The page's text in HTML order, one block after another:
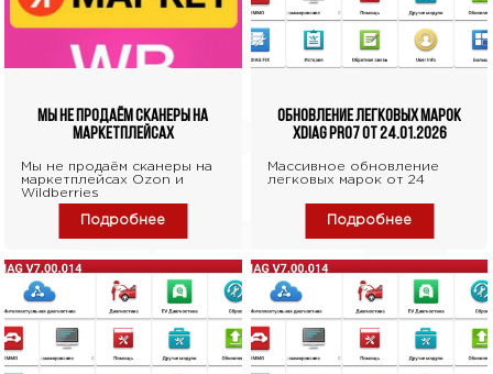
Мы не продаём сканеры на
маркетплейсах
Мы не продаём сканеры на
маркетплейсах Ozon и
Wildberries
Подробнее
Обновление легковых марок
XDIAG PRO7 от 24.01.2026
Массивное обновление
легковых марок от 24
Подробнее